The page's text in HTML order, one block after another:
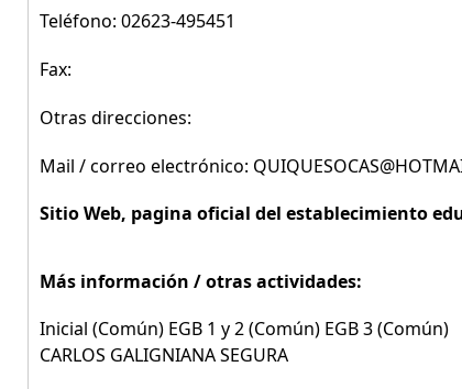
Teléfono: 02623-495451
Fax:
Otras direcciones:
Mail / correo electrónico:
Sitio Web, pagina oficial del establecimiento
Más información / otras actividades:
Inicial (Común) EGB 1 y 2 (Común) EGB 3 (Común)
CARLOS GALIGNIANA SEGURA